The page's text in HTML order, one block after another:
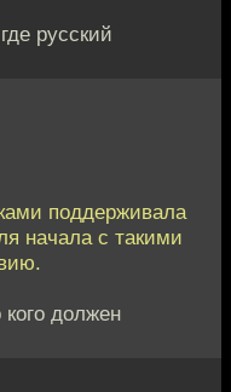
русский
поддерживала
начала с такими
кого должен